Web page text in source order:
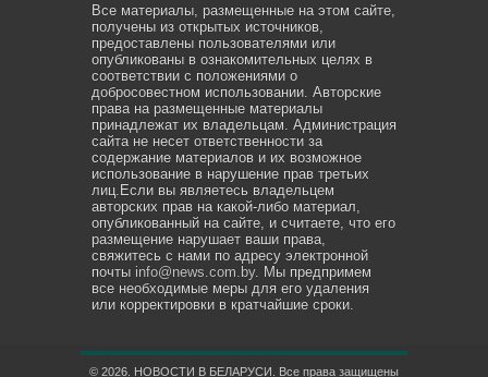
Все материалы, размещенные на этом сайте,
получены из открытых источников,
предоставлены пользователями или
опубликованы в ознакомительных целях в
соответствии с положениями о
добросовестном использовании. Авторские
права на размещенные материалы
принадлежат их владельцам. Администрация
сайта не несет ответственности за
содержание материалов и их возможное
использование в нарушение прав третьих
лиц.Если вы являетесь владельцем
авторских прав на какой-либо материал,
опубликованный на сайте, и считаете, что его
размещение нарушает ваши права,
свяжитесь с нами по адресу электронной
почты info@news.com.by. Мы предпримем
все необходимые меры для его удаления
или корректировки в кратчайшие сроки.
© 2026. НОВОСТИ В БЕЛАРУСИ. Все права защищены